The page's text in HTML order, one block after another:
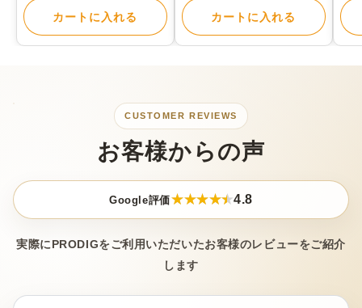
カートに入れる カートに入れる
CUSTOMER REVIEWS
お客様からの声
Google評価 4.8
実際にPRODIGをご利用いただいたお客様のレビューをご紹介
します